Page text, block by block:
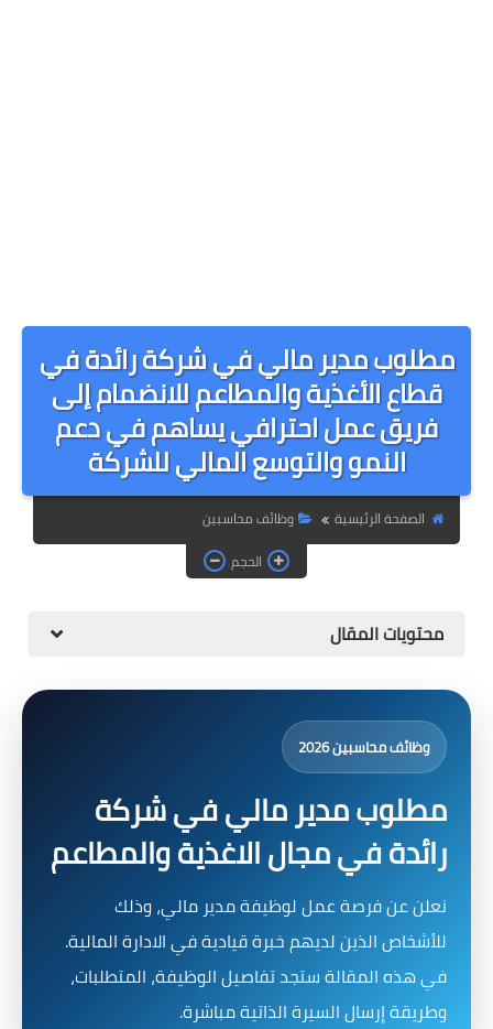
مطلوب مدير مالي في شركة رائدة في
قطاع الأغذية والمطاعم للانضمام إلى
فريق عمل احترافي يساهم في دعم
النمو والتوسع المالي للشركة
الصفحة الرئيسية
وظائف محاسبين
الحجم
محتويات المقال
وظائف محاسبين 2026
مطلوب مدير مالي في شركة
رائدة في مجال الاغذية والمطاعم
نعلن عن فرصة عمل لوظيفة مدير مالي، وذلك
للأشخاص الذين لديهم خبرة قيادية في الادارة المالية.
في هذه المقالة ستجد تفاصيل الوظيفة، المتطلبات،
وطريقة إرسال السيرة الذاتية مباشرة.